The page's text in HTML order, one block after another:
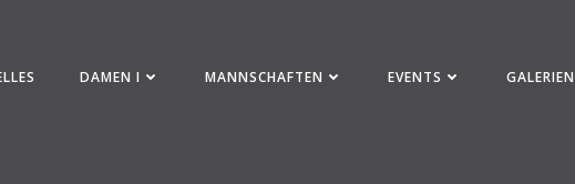
DAMEN I MANNSCHAFTEN EVENTS GALERIEN